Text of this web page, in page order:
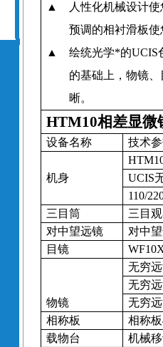
▲
人性化机械设计
预调的相衬滑板
▲
绘统光学*的UCIS
的基础上，物镜
晰。
HTM10相差显微
设备名称 技术
机身
UCIS
110/
三目筒
三目
对中望远镜
对中
目镜
物镜
无穷
无穷
无穷
相称板
相称板
载物台
机械